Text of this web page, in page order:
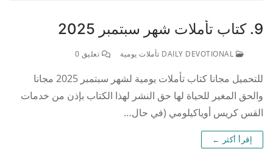
9. كتاب تأملات شهر سبتمبر 2025
تعليق 0
للتحميل مجانا كتاب تأملات يومية لشهر سبتمبر 2025 مجانا
والحق المغير للحياة لها حق النشر لهذا الكتاب بإذن من خدمات
القس كريس أوياكيلومي (في حال…
إقرأ أكثر ←